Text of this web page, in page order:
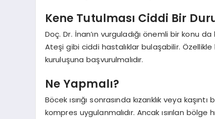
Kene Tutulması Ciddi Bir
Doç. Dr. İnan’ın vurguladığı önemli bir konu da
Ateşi gibi ciddi hastalıklar bulaşabilir.
kuruluşuna başvurulmalıdır.
Ne Yapmalı?
Böcek ısırığı sonrasında kızarıklık veya
kompres uygulanmalıdır. Ancak ısırılan